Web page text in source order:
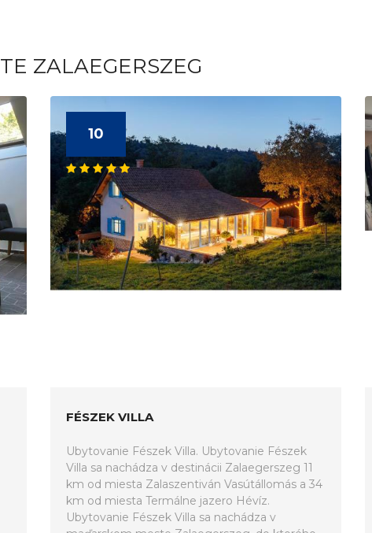
ZALAEGERSZEG
10
FÉSZEK VILLA
Ubytovanie Fészek Villa. Ubytovanie Fészek
Villa sa nachádza v destinácii Zalaegerszeg 11
km od miesta Zalaszentiván Vasútállomás a 34
km od miesta Termálne jazero Hévíz.
Ubytovanie Fészek Villa sa nachádza v